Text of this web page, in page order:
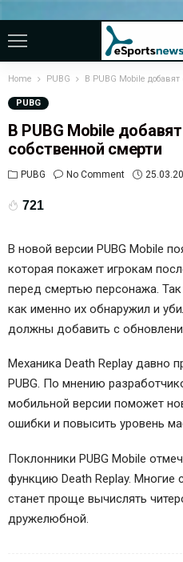
Home PUBG В PUBG Mobile добавят
PUBG
В PUBG Mobile
собственной смерти
PUBG No Comment
721
В новой версии PUBG Mobile
которая покажет игрокам
перед смертью персонажа. Так
как именно их обнаружил и
должны добавить с
Механика Death Replay давно
PUBG. По мнению
мобильной версии поможет
ошибки и повысить уровень
Поклонники PUBG Mobile
функцию Death Replay. Многие
станет проще вычислять
дружелюбной.